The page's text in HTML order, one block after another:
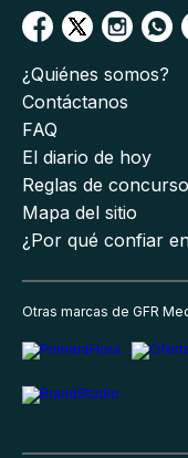
¿Quiénes somos?
Contáctanos
FAQ
El diario de hoy
Reglas de
Mapa del sitio
¿Por qué confiar
Otras marcas de GFR